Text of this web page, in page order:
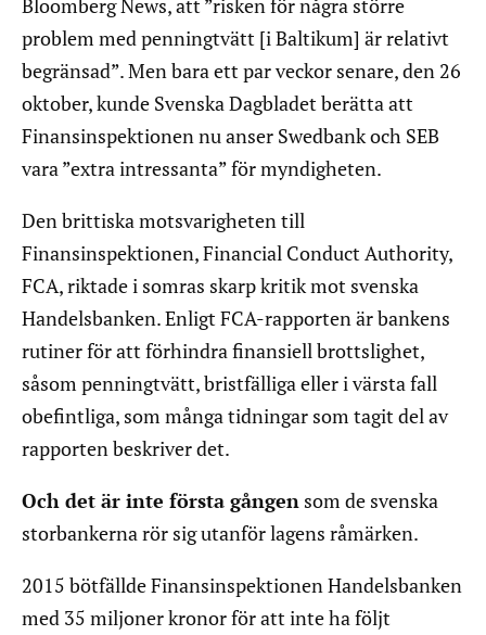
Bloomberg News, att ”risken för några större
problem med penningtvätt [i Baltikum] är relativt
begränsad”. Men bara ett par veckor senare, den 26
oktober, kunde Svenska Dagbladet berätta att
Finansinspektionen nu anser Swedbank och SEB
vara ”extra intressanta” för myndigheten.
Den brittiska motsvarigheten till
Finansinspektionen, Financial Conduct Authority,
FCA, riktade i somras skarp kritik mot svenska
Handelsbanken. Enligt FCA-rapporten är bankens
rutiner för att förhindra finansiell brottslighet,
såsom penningtvätt, bristfälliga eller i värsta fall
obefintliga, som många tidningar som tagit del av
rapporten beskriver det.
Och det är inte första gången som de svenska
storbankerna rör sig utanför lagens råmärken.
2015 bötfällde Finansinspektionen Handelsbanken
med 35 miljoner kronor för att inte ha följt